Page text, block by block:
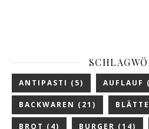
ANTIPASTI (5) AUFLAUF
BACKWAREN (21)
BROT (4) BURGER (14)